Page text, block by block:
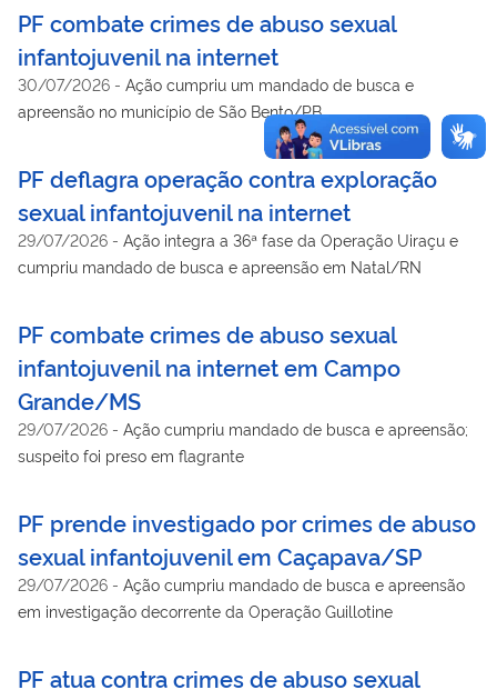
PF combate crimes de abuso sexual
infantojuvenil na internet
30/07/2026 - Ação cumpriu um mandado de busca e
apreensão no município de São Bento/PB
PF deflagra operação contra exploração
sexual infantojuvenil na internet
29/07/2026 - Ação integra a 36ª fase da Operação Uiraçu e
cumpriu mandado de busca e apreensão em Natal/RN
PF combate crimes de abuso sexual
infantojuvenil na internet em Campo
Grande/MS
29/07/2026 - Ação cumpriu mandado de busca e apreensão;
suspeito foi preso em flagrante
PF prende investigado por crimes de abuso
sexual infantojuvenil em Caçapava/SP
29/07/2026 - Ação cumpriu mandado de busca e apreensão
em investigação decorrente da Operação Guillotine
PF atua contra crimes de abuso sexual